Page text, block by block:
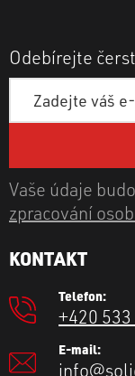
Odebírejte
Vaše údaje
zpracování
KONTAKT
Telefon:
+420 533
E-mail: